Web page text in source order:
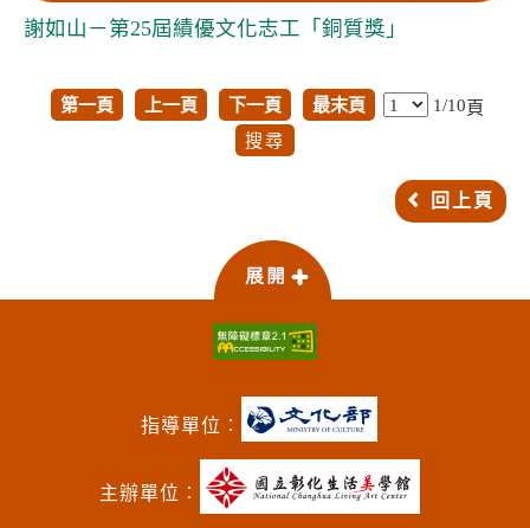
謝如山－第25屆績優文化志工「銅質獎」
第一頁 上一頁 下一頁 最末頁 1/10頁
回上頁
指導單位︰
主辦單位︰